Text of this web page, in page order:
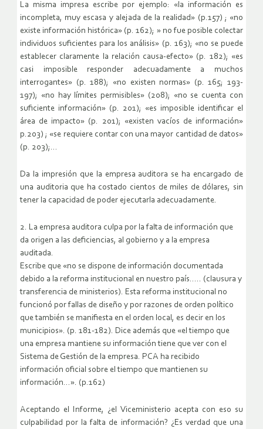
La misma impresa escribe por ejemplo: «la información es
incompleta, muy escasa y alejada de la realidad» (p.157) ; «no
existe información histórica» (p. 162); » no fue posible colectar
individuos suficientes para los análisis» (p. 163); «no se puede
establecer claramente la relación causa-efecto» (p. 182); «es
casi imposible responder adecuadamente a muchos
interrogantes» (p. 188); «no existen normas» (p. 165; 193-
197); «no hay límites permisibles» (208); «no se cuenta con
suficiente información» (p. 201); «es imposible identificar el
área de impacto» (p. 201); «existen vacíos de información»
p.203) ; «se requiere contar con una mayor cantidad de datos»
(p. 203);…
Da la impresión que la empresa auditora se ha encargado de
una auditoria que ha costado cientos de miles de dólares, sin
tener la capacidad de poder ejecutarla adecuadamente.
2. La empresa auditora culpa por la falta de información que
da origen a las deficiencias, al gobierno y a la empresa
auditada.
Escribe que «no se dispone de información documentada
debido a la reforma institucional en nuestro país….. (clausura y
transferencia de ministerios). Esta reforma institucional no
funcionó por fallas de diseño y por razones de orden político
que también se manifiesta en el orden local, es decir en los
municipios». (p. 181-182). Dice además que «el tiempo que
una empresa mantiene su información tiene que ver con el
Sistema de Gestión de la empresa. PCA ha recibido
información oficial sobre el tiempo que mantienen su
información…». (p.162)
Aceptando el Informe, ¿el Viceministerio acepta con eso su
culpabilidad por la falta de información? ¿Es verdad que una